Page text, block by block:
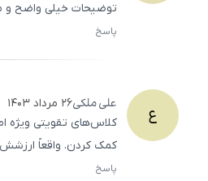
توضیحات خیلی واضح و
پاسخ
ع علیملکی۲۶ مرداد ۱۴۰۳
کلاس‌های تقویتی ویژه
کمک کردن. واقعاً ارزشش
پاسخ